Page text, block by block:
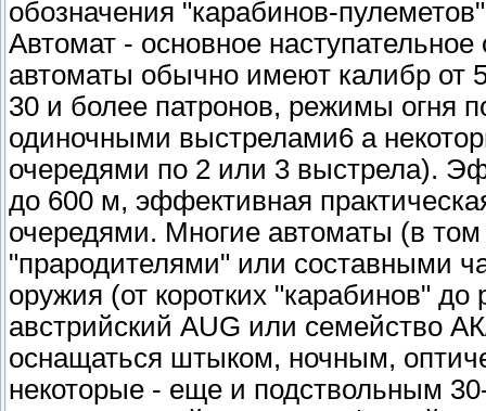
обозначения "карабинов-
Автомат - основное
автоматы обычно имеют калибр от
30 и более патронов, режимы огня
одиночными выстрелами6 а
очередями по 2 или 3 выстрела).
до 600 м, эффективная
очередями. Многие автоматы (в
"прародителями" или составными
оружия (от коротких "карабинов"
австрийский AUG или семейство
оснащаться штыком, ночным,
некоторые - еще и подствольным